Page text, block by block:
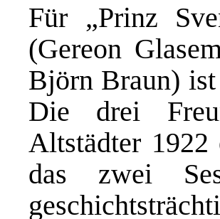
Für „Prinz
(Gereon
Björn Braun)
Die drei
Altstädter 1922
das zwei